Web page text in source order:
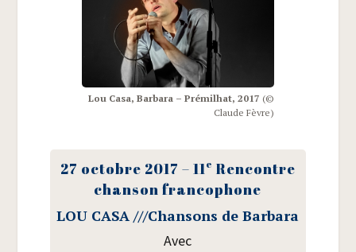
Lou Casa, Bar­ba­ra – Pré­mil­hat, 2017 (©
Claude Fèvre)
27 octobre 2017 – 11e Ren­contre
chan­son francophone
LOU CASA /​/​/​Chan­sons de Barbara
Avec